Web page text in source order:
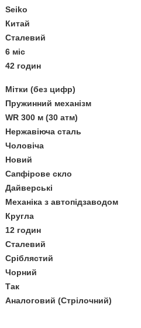
Seiko
Китай
Сталевий
6 міс
42 годин
Мітки (без цифр)
Пружинний механізм
WR 300 м (30 атм)
Нержавіюча сталь
Чоловіча
Новий
Сапфірове скло
Дайверські
Механіка з автопідзаводом
Кругла
12 годин
Сталевий
Сріблястий
Чорний
Так
Аналоговий (Стрілочний)